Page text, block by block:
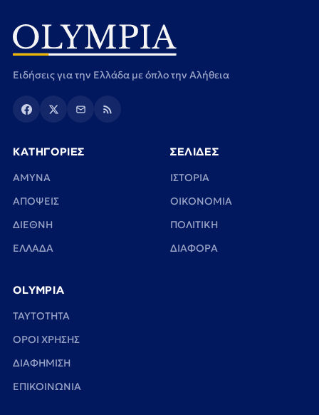
Ειδήσεις για την Ελλάδα με όπλο την Αλήθεια
ΚΑΤΗΓΟΡΙΕΣ
ΑΜΥΝΑ
ΑΠΟΨΕΙΣ
ΔΙΕΘΝΗ
ΕΛΛΑΔΑ
ΣΕΛΙΔΕΣ
ΙΣΤΟΡΙΑ
ΟΙΚΟΝΟΜΙΑ
ΠΟΛΙΤΙΚΗ
ΔΙΑΦΟΡΑ
OLYMPIA
TAYTOTHTA
ΟΡΟΙ ΧΡΗΣΗΣ
ΔΙΑΦΗΜΙΣΗ
ΕΠΙΚΟΙΝΩΝΙΑ